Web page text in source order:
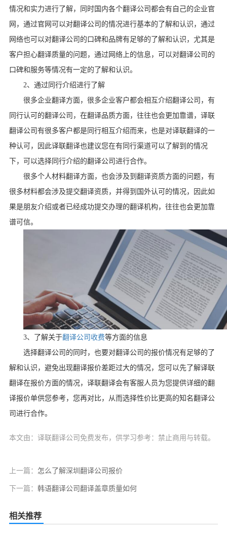
情况和实力进行了解，同时国内各个翻译公司都会有自己的企业官
网，通过官网可以对翻译公司的情况进行基本的了解和认识，通过
网络也可以对翻译公司的口碑和品牌有足够的了解和认识，尤其是
客户担心翻译质量的问题，通过网络上的信息，可以对翻译公司的
口碑和服务等情况有一定的了解和认识。
2、通过同行介绍进行了解
很多企业翻译方面，很多企业客户都会相互介绍翻译公司，有
同行认可的翻译公司，在翻译品质方面，往往也会更加靠谱，译联
翻译公司有很多客户都是同行相互介绍而来，也是对译联翻译的一
种认可，因此译联翻译也建议您在有同行渠道可以了解到的情况
下，可以选择同行介绍的翻译公司进行合作。
很多个人材料翻译方面，也会涉及到翻译资质方面的问题，有
很多材料都会涉及提交翻译资质，并得到国外认可的情况，因此如
果是朋友介绍或者已经成功提交办理的翻译机构，往往也会更加靠
谱可信。
3、了解关于翻译公司收费等方面的信息
选择翻译公司的同时，也要对翻译公司的报价情况有足够的了
解和认识，避免出现翻译报价差距过大的情况，您可以先了解译联
翻译在报价方面的情况，译联翻译会有客服人员为您提供详细的翻
译报价单供您参考，您再对比，从而选择性价比更高的知名翻译公
司进行合作。
本文由：译联翻译公司免费发布，供学习参考：禁止商用与转载。
上一篇： 怎么了解深圳翻译公司报价
下一篇： 韩语翻译公司翻译盖章质量如何
相关推荐